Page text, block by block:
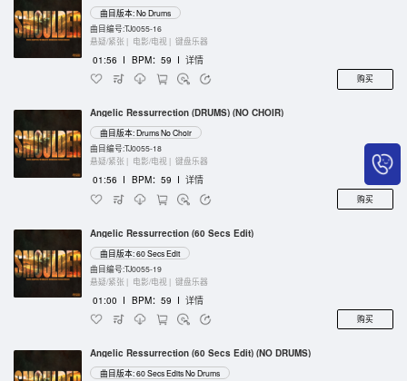
曲目版本: No Drums
曲目编号:TJ0055-16
悬疑/紧张 | 电影/电视 | 键盘乐器
01:56 I BPM：59 I 详情
购买
Angelic Ressurrection (DRUMS) (NO CHOIR)
曲目版本: Drums No Choir
曲目编号:TJ0055-18
悬疑/紧张 | 电影/电视 | 键盘乐器
01:56 I BPM：59 I 详情
购买
Angelic Ressurrection (60 Secs Edit)
曲目版本: 60 Secs Edit
曲目编号:TJ0055-19
悬疑/紧张 | 电影/电视 | 键盘乐器
01:00 I BPM：59 I 详情
购买
Angelic Ressurrection (60 Secs Edit) (NO DRUMS)
曲目版本: 60 Secs Edits No Drums